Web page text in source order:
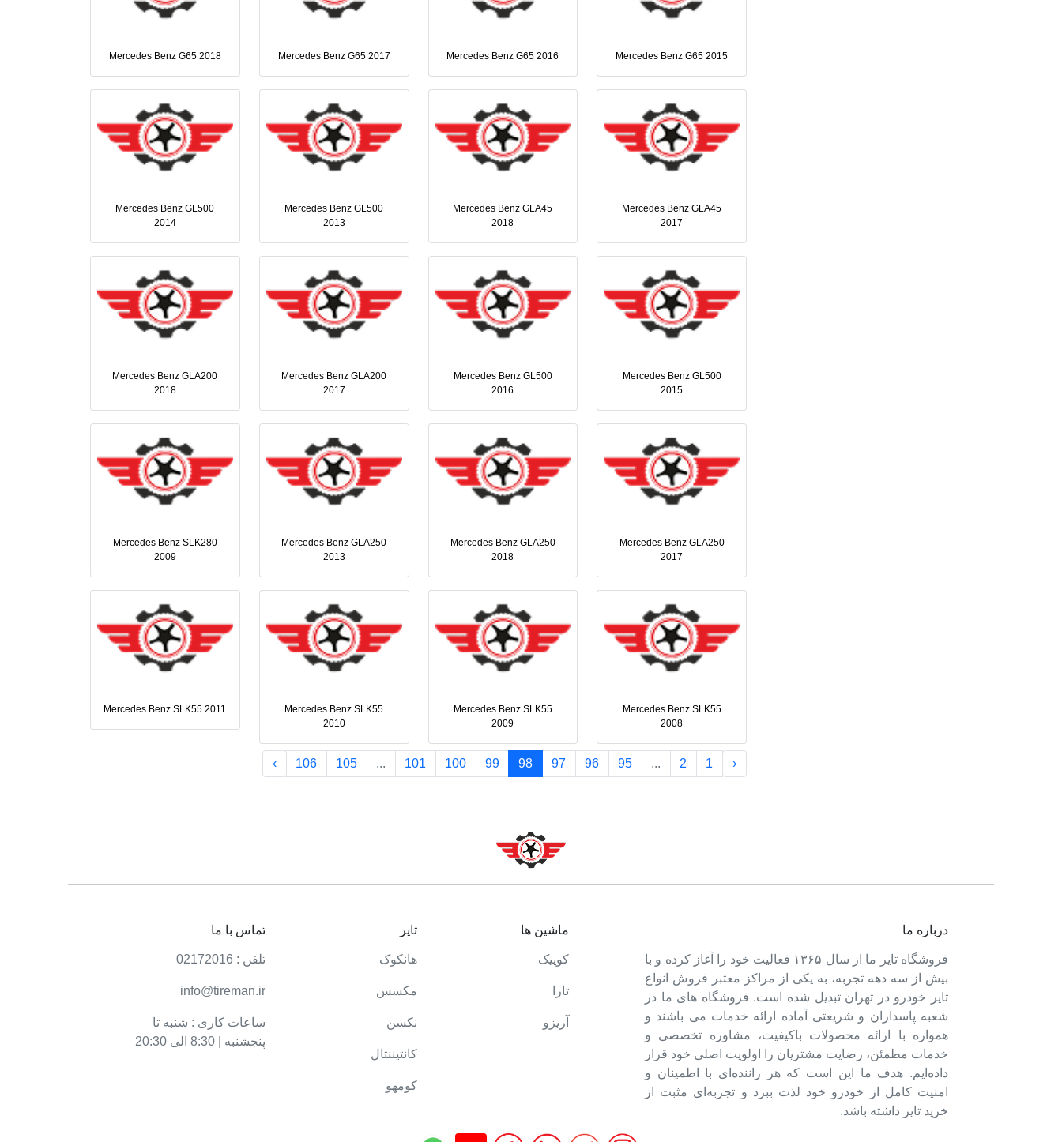
Mercedes Benz G65 2015
Mercedes Benz G65 2016
Mercedes Benz G65 2017
Mercedes Benz G65 2018
Mercedes Benz GLA45
2017
Mercedes Benz GLA45
2018
Mercedes Benz GL500
2013
Mercedes Benz GL500
2014
Mercedes Benz GL500
2015
Mercedes Benz GL500
2016
Mercedes Benz GLA200
2017
Mercedes Benz GLA200
2018
Mercedes Benz GLA250
2017
Mercedes Benz GLA250
2018
Mercedes Benz GLA250
2013
Mercedes Benz SLK280
2009
Mercedes Benz SLK55
2008
Mercedes Benz SLK55
2009
Mercedes Benz SLK55
2010
Mercedes Benz SLK55 2011
‹
1
2
...
95
96
97
98
99
100
101
...
105
106
›
درباره ما
فروشگاه تایر ما از سال ۱۳۶۵ فعالیت خود را آغاز کرده و با
بیش از سه دهه تجربه، به یکی از مراکز معتبر فروش انواع
تایر خودرو در تهران تبدیل شده است. فروشگاه های ما در
شعبه پاسداران و شریعتی آماده ارائه خدمات می باشند و
همواره با ارائه محصولات باکیفیت، مشاوره تخصصی و
خدمات مطمئن، رضایت مشتریان را اولویت اصلی خود قرار
داده‌ایم. هدف ما این است که هر راننده‌ای با اطمینان و
امنیت کامل از خودرو خود لذت ببرد و تجربه‌ای مثبت از
خرید تایر داشته باشد.
ماشین ها
کوییک
تارا
آریزو
تایر
هانکوک
مکسس
نکسن
کانتیننتال
کومهو
تماس با ما
تلفن : 02172016
info@tireman.ir
ساعات کاری : شنبه تا
پنجشنبه | 8:30 الی 20:30